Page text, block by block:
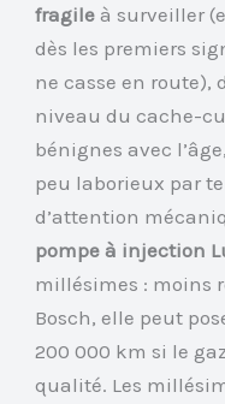
fragile à surveiller
dès les premiers
ne casse en route),
niveau du cache-
bénignes avec
peu laborieux par
d’attention
pompe à injection
millésimes : moins
Bosch, elle peut
200 000 km si le
qualité. Les